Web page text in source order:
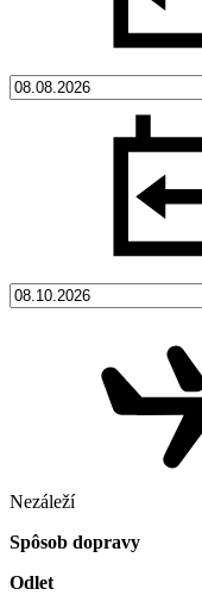
Nezáleží
Spôsob dopravy
Odlet